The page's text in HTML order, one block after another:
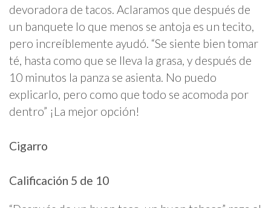
devoradora de tacos. Aclaramos que después de
un banquete lo que menos se antoja es un tecito,
pero increíblemente ayudó. “Se siente bien tomar
té, hasta como que se lleva la grasa, y después de
10 minutos la panza se asienta. No puedo
explicarlo, pero como que todo se acomoda por
dentro” ¡La mejor opción!
Cigarro
Calificación 5 de 10